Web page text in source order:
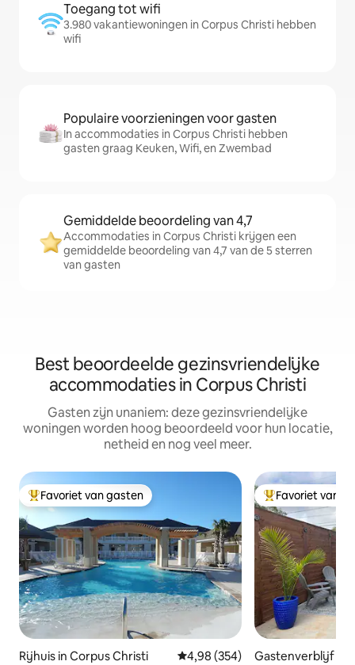
Toegang tot wifi
3.980 vakantiewoningen in Corpus Christi hebben
wifi
Populaire voorzieningen voor gasten
In accommodaties in Corpus Christi hebben
gasten graag Keuken, Wifi, en Zwembad
Gemiddelde beoordeling van 4,7
Accommodaties in Corpus Christi krijgen een
gemiddelde beoordeling van 4,7 van de 5 sterren
van gasten
Best beoordeelde gezinsvriendelijke
accommodaties in Corpus Christi
Gasten zijn unaniem: deze gezinsvriendelijke
woningen worden hoog beoordeeld voor hun locatie,
netheid en nog veel meer.
Topfavoriet van gasten
Favoriet van gasten
Rijhuis in Corpus Christi Gemiddelde beoordeling van
4,98 (354)
Topfavoriet van
Favoriet van
Gastenverblijf in